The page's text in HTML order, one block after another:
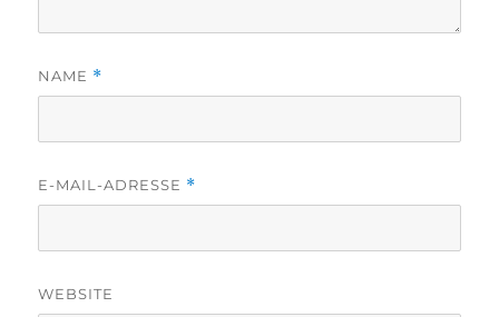
NAME *
E-MAIL-ADRESSE *
WEBSITE